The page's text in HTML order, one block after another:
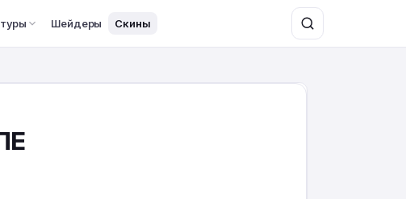
Шейдеры Скины